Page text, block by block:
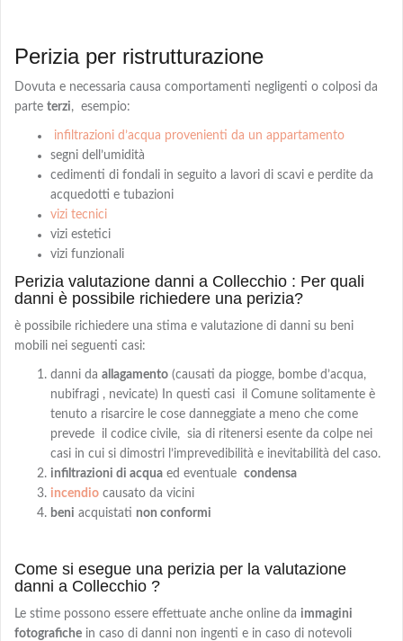
Perizia per ristrutturazione
Dovuta e necessaria causa comportamenti negligenti o colposi da
parte terzi, esempio:
infiltrazioni d’acqua provenienti da un appartamento
segni dell’umidità
cedimenti di fondali in seguito a lavori di scavi e perdite da
acquedotti e tubazioni
vizi tecnici
vizi estetici
vizi funzionali
Perizia valutazione danni a Collecchio : Per quali
danni è possibile richiedere una perizia?
è possibile richiedere una stima e valutazione di danni su beni
mobili nei seguenti casi:
danni da allagamento (causati da piogge, bombe d’acqua,
nubifragi , nevicate) In questi casi il Comune solitamente è
tenuto a risarcire le cose danneggiate a meno che come
prevede il codice civile, sia di ritenersi esente da colpe nei
casi in cui si dimostri l’imprevedibilità e inevitabilità del caso.
infiltrazioni di acqua ed eventuale condensa
incendio causato da vicini
beni acquistati non conformi
Come si esegue una perizia per la valutazione
danni a Collecchio ?
Le stime possono essere effettuate anche online da immagini
fotografiche in caso di danni non ingenti e in caso di notevoli